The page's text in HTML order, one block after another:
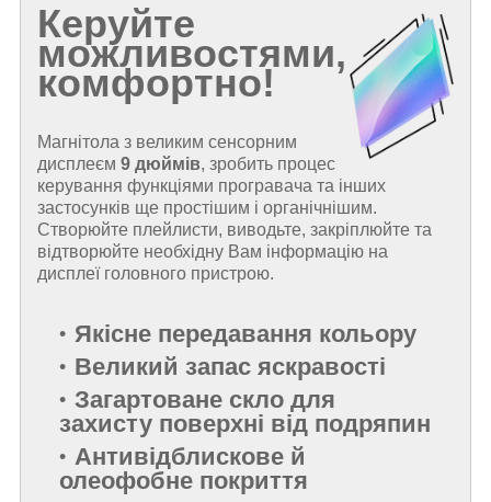
Керуйте
можливостями,
комфортно!
Магнітола з великим сенсорним
дисплеєм 9 дюймів, зробить процес
керування функціями програвача та інших
застосунків ще простішим і органічнішим.
Створюйте плейлисти, виводьте, закріплюйте та
відтворюйте необхідну Вам інформацію на
дисплеї головного пристрою.
Якісне передавання кольору
Великий запас яскравості
Загартоване скло для
захисту поверхні від подряпин
Антивідблискове й
олеофобне покриття